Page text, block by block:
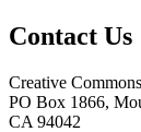
Contact Us
Creative Commons
PO Box 1866,
CA 94042